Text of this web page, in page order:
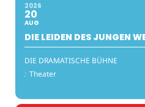
2026
20
AUG
DIE LEIDEN DES JUNGEN
DIE DRAMATISCHE BÜHNE
: Theater